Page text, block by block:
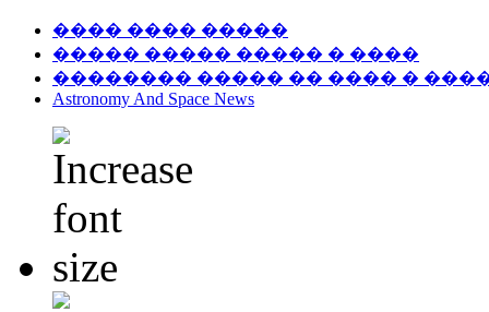
���� ���� �����
����� ����� ����� � ����
�������� ����� �� ���� �
Astronomy And Space News